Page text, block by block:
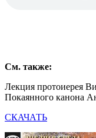
См. также:
Лекция протоиерея
Покаянного канона
СКАЧАТЬ